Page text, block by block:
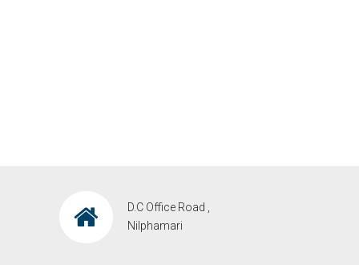
D.C Office Road ,
Nilphamari